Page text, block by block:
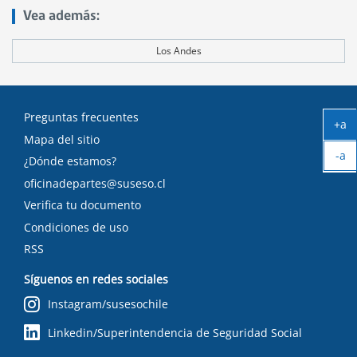
Vea además:
Los Andes
Preguntas frecuentes
Mapa del sitio
¿Dónde estamos?
oficinadepartes@suseso.cl
Verifica tu documento
Condiciones de uso
RSS
Síguenos en redes sociales
Instagram/susesochile
Linkedin/Superintendencia de Seguridad Social
+a
-a